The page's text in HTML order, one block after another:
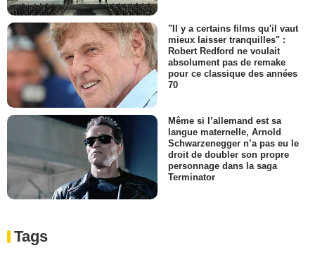
"Il y a certains films qu'il vaut
mieux laisser tranquilles" :
Robert Redford ne voulait
absolument pas de remake
pour ce classique des années
70
Même si l’allemand est sa
langue maternelle, Arnold
Schwarzenegger n’a pas eu le
droit de doubler son propre
personnage dans la saga
Terminator
Tags